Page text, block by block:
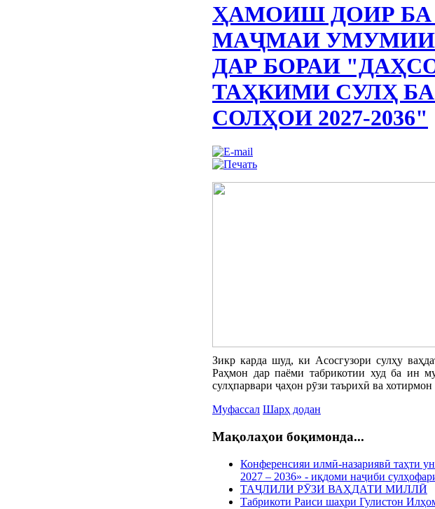
ҲАМОИШ ДОИР БА
МАҶМАИ УМУМИИ
ДАР БОРАИ
ТАҲКИМИ СУЛҲ
СОЛҲОИ 2027-2036"
Зикр карда шуд, ки Асосгузори сулҳу
Раҳмон дар паёми табрикотии худ ба ин
сулҳпарвари ҷаҳон рӯзи таърихӣ ва
Муфассал Шарҳ додан
Мақолаҳои боқимонда...
Конференсияи илмӣ-назариявӣ таҳти
2027 – 2036» - иқдоми наҷиби
ТАҶЛИЛИ РӮЗИ ВАҲДАТИ МИЛЛӢ
Табрикоти Раиси шаҳри Гулистон